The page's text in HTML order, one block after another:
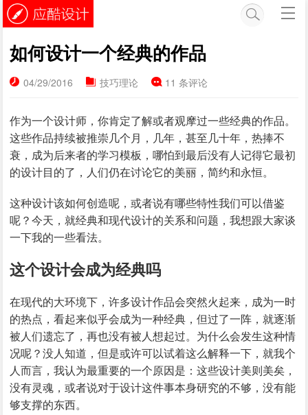
如何设计一个经典的作品
04/29/2016 技巧理论 11 条评论
作为一个设计师，你肯定了解或者观摩过一些经典的作品。
这些作品持续被推崇几个月，几年，甚至几十年，热捧不
衰，成为后来者的学习模板，哪怕到最后没有人记得它最初
的设计目的了，人们仍在讨论它的美丽，简约和永恒。
这种设计该如何创造呢，或者说有哪些特性我们可以借鉴
呢？今天，就经典和现代设计的关系和问题，我想跟大家谈
一下我的一些看法。
这个设计会成为经典吗
在现代的大环境下，许多设计作品会突然火起来，成为一时
的热点，看起来似乎会成为一种经典，但过了一阵，就逐渐
被人们遗忘了，再也没有被人想起过。为什么会发生这种情
况呢？没人知道，但是或许可以试着这么解释一下，就我个
人而言，我认为最重要的一个原因是：这些设计美则美矣，
没有灵魂，或者说对于设计这件事本身研究的不够，没有能
够支撑的东西。